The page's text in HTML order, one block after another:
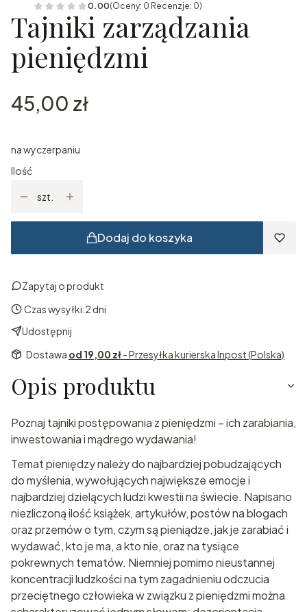
0.00(Oceny: 0 Recenzje: 0)
Tajniki zarządzania
pieniędzmi
Cena
45,00 zł
na wyczerpaniu
Ilość
szt.
Dodaj do koszyka
Zapytaj o produkt
Czas wysyłki:2 dni
Udostępnij
Dostawa od 19,00 zł- Przesyłka kurierska Inpost (Polska)
Opis produktu
Poznaj tajniki postępowania z pieniędzmi – ich zarabiania,
inwestowania i mądrego wydawania!
Temat pieniędzy należy do najbardziej pobudzających
do myślenia, wywołujących największe emocje i
najbardziej dzielących ludzi kwestii na świecie. Napisano
niezliczoną ilość książek, artykułów, postów na blogach
oraz przemów o tym, czym są pieniądze, jak je zarabiać i
wydawać, kto je ma, a kto nie, oraz na tysiące
pokrewnych tematów. Niemniej pomimo nieustannej
koncentracji ludzkości na tym zagadnieniu odczucia
przeciętnego człowieka w związku z pieniędzmi można